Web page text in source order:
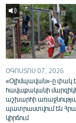
English
Русский
ՀԵՏԵՎԵՔ ՄԵԶ
«Ազատության»
ՕԳՈՍՏՈՍ 07, 2026
«Օլիմպավան»-ը փակ
հավաքականի
աշխարհի
պատրաստվում են
կիրճում